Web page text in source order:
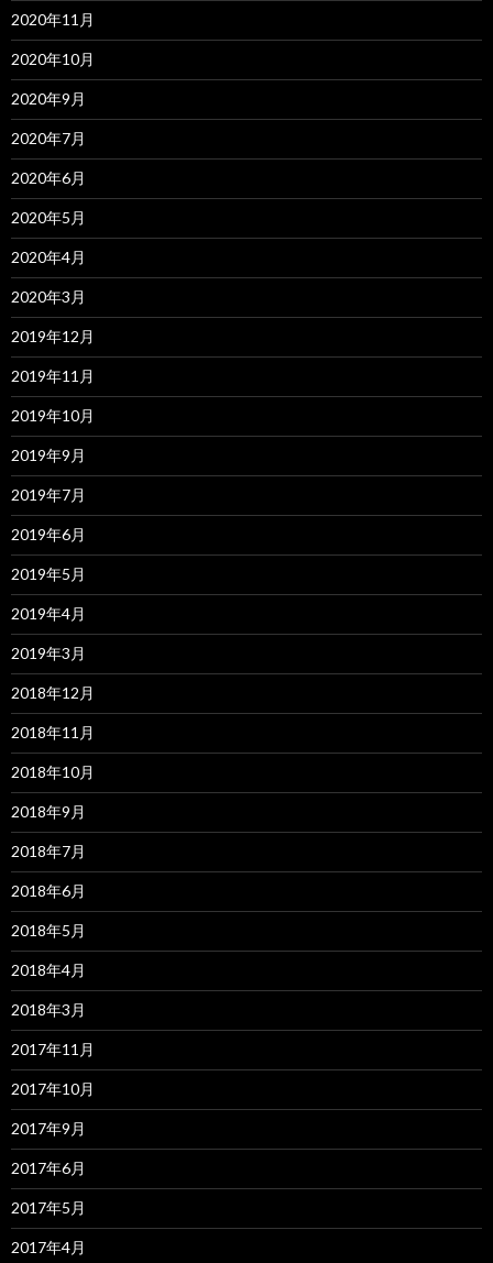
2020年11月
2020年10月
2020年9月
2020年7月
2020年6月
2020年5月
2020年4月
2020年3月
2019年12月
2019年11月
2019年10月
2019年9月
2019年7月
2019年6月
2019年5月
2019年4月
2019年3月
2018年12月
2018年11月
2018年10月
2018年9月
2018年7月
2018年6月
2018年5月
2018年4月
2018年3月
2017年11月
2017年10月
2017年9月
2017年6月
2017年5月
2017年4月